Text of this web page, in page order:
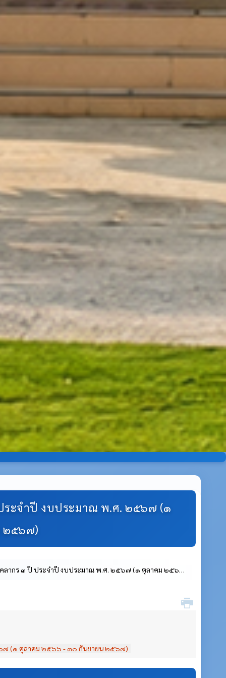
ะจําปี งบประมาณ พ.ศ. ๒๕๖๗ (๑
๒๕๖๗)
ลากร ๓ ปี ประจําปี งบประมาณ พ.ศ. ๒๕๖๗ (๑ ตุลาคม ๒๕๖๖ -
๗ (๑ ตุลาคม ๒๕๖๖ - ๓๐ กันยายน ๒๕๖๗)